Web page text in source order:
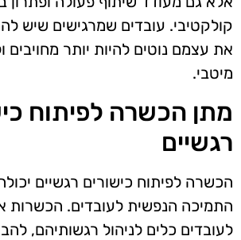
קולקטיבי. עובדים שמרגישים שיש
את עצמם נוטים להיות יותר מחויבים
מיטבי.
מתן הכשרה לפיתוח
רגשיים
הכשרה לפיתוח כישורים רגשיים
התמיכה הנפשית לעובדים. הכשרות
לעובדים כלים לניהול רגשותיהם,